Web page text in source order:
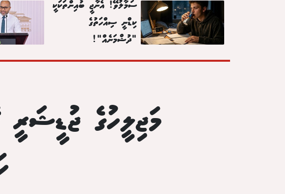
ސަމާލުވޭ! އެނާޖީ ބުއިންތަކަކީ
ކިޑްނީ ސިއްހަތުގެ
"ދުޝްމަނެއް"!
މަޖިލީހުގެ